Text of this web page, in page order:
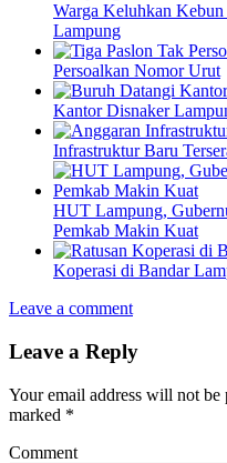
Warga Keluhkan
Lampung
Persoalkan Nomor Urut
Kantor Disnaker
Infrastruktur Baru
HUT Lampung,
Pemkab Makin Kuat
Koperasi di Bandar
Leave a comment
Leave a Reply
Your email address will not be
marked *
Comment